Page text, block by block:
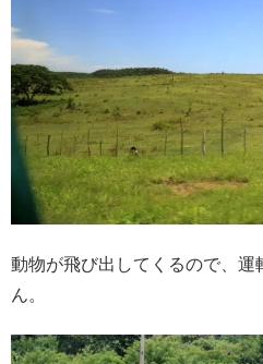
動物が飛び出してくるので、運
ん。